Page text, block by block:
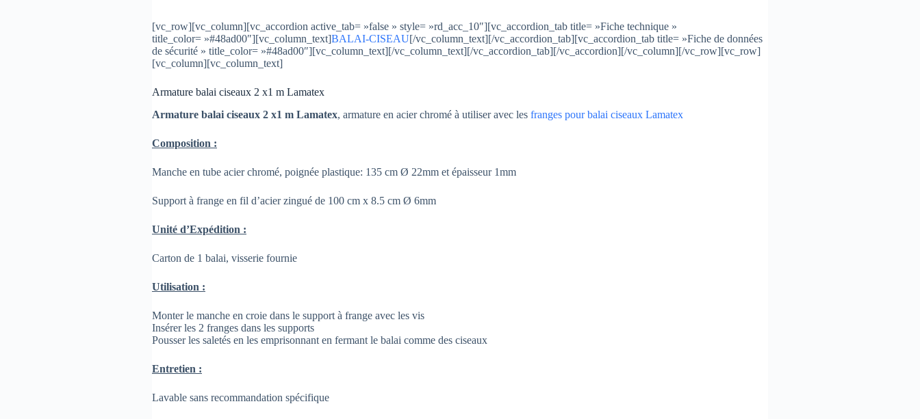
[vc_row][vc_column][vc_accordion active_tab= »false » style= »rd_acc_10″][vc_accordion_tab title= »Fiche technique »
title_color= »#48ad00″][vc_column_text]BALAI-CISEAU[/vc_column_text][/vc_accordion_tab][vc_accordion_tab title= »Fiche de données
de sécurité » title_color= »#48ad00″][vc_column_text][/vc_column_text][/vc_accordion_tab][/vc_accordion][/vc_column][/vc_row][vc_row]
[vc_column][vc_column_text]
Armature balai ciseaux 2 x1 m Lamatex
Armature balai ciseaux 2 x1 m Lamatex, armature en acier chromé à utiliser avec les franges pour balai ciseaux Lamatex
Composition :
Manche en tube acier chromé, poignée plastique: 135 cm Ø 22mm et épaisseur 1mm
Support à frange en fil d’acier zingué de 100 cm x 8.5 cm Ø 6mm
Unité d’Expédition :
Carton de 1 balai, visserie fournie
Utilisation :
Monter le manche en croie dans le support à frange avec les vis
Insérer les 2 franges dans les supports
Pousser les saletés en les emprisonnant en fermant le balai comme des ciseaux
Entretien :
Lavable sans recommandation spécifique